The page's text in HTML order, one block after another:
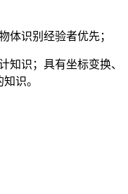
体识别经验者优先；
知识；具有坐标变换、
识。